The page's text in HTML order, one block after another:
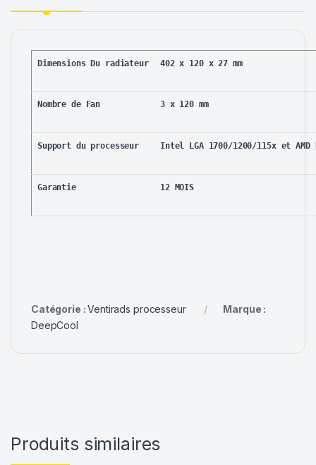
Dimensions Du radiateur 402 x 120 x 27 mm
Nombre de Fan 3 x 120 mm
Support du processeur Intel LGA 1700/1200/115x et AMD
Garantie 12 MOIS
Catégorie :Ventirads processeur
Marque :
DeepCool
Produits similaires